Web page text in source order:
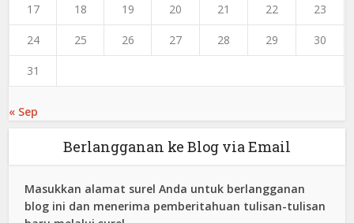
17 18 19 20 21 22 23
24 25 26 27 28 29 30
31
« Sep
Berlangganan ke Blog via Email
Masukkan alamat surel Anda untuk berlangganan
blog ini dan menerima pemberitahuan tulisan-tulisan